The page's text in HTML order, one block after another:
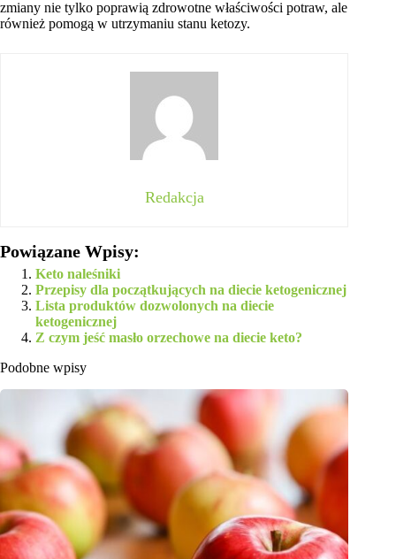
zmiany nie tylko poprawią zdrowotne właściwości potraw, ale
również pomogą w utrzymaniu stanu ketozy.
Redakcja
Powiązane Wpisy:
Keto naleśniki
Przepisy dla początkujących na diecie ketogenicznej
Lista produktów dozwolonych na diecie
ketogenicznej
Z czym jeść masło orzechowe na diecie keto?
Podobne wpisy